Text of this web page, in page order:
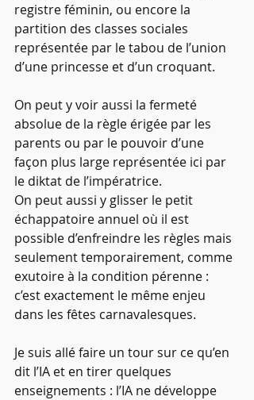
registre féminin, ou encore la
partition des classes sociales
représentée par le tabou de l’union
d’une princesse et d’un croquant.
On peut y voir aussi la fermeté
absolue de la règle érigée par les
parents ou par le pouvoir d’une
façon plus large représentée ici par
le diktat de l’impératrice.
On peut aussi y glisser le petit
échappatoire annuel où il est
possible d’enfreindre les règles mais
seulement temporairement, comme
exutoire à la condition pérenne :
c’est exactement le même enjeu
dans les fêtes carnavalesques.
Je suis allé faire un tour sur ce qu’en
dit l’IA et en tirer quelques
enseignements : l’IA ne développe